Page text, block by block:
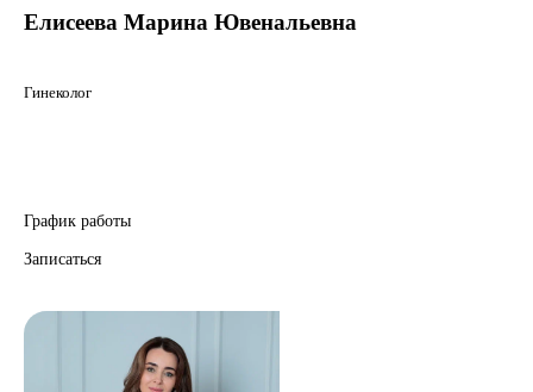
Маммолог
Полезные статьи и видео
Елисеева Марина Ювенальевна
Гинеколог
График работы
Записаться